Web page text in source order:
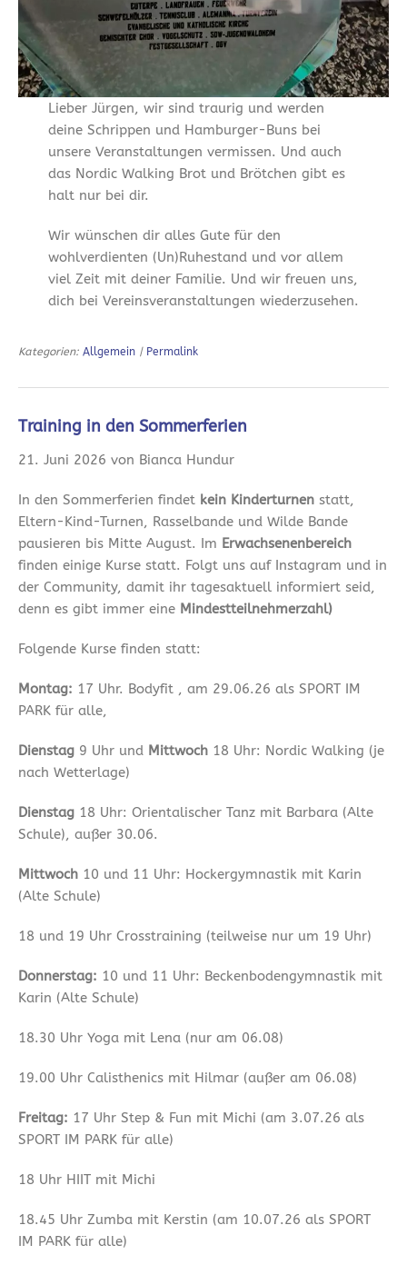
Lieber Jürgen, wir sind traurig und werden
deine Schrippen und Hamburger-Buns bei
unsere Veranstaltungen vermissen. Und auch
das Nordic Walking Brot und Brötchen gibt es
halt nur bei dir.
Wir wünschen dir alles Gute für den
wohlverdienten (Un)Ruhestand und vor allem
viel Zeit mit deiner Familie. Und wir freuen uns,
dich bei Vereinsveranstaltungen wiederzusehen.
Kategorien: Allgemein | Permalink
Training in den Sommerferien
21. Juni 2026 von Bianca Hundur
In den Sommerferien findet kein Kinderturnen statt,
Eltern-Kind-Turnen, Rasselbande und Wilde Bande
pausieren bis Mitte August. Im Erwachsenenbereich
finden einige Kurse statt. Folgt uns auf Instagram und in
der Community, damit ihr tagesaktuell informiert seid,
denn es gibt immer eine Mindestteilnehmerzahl)
Folgende Kurse finden statt:
Montag: 17 Uhr. Bodyfit , am 29.06.26 als SPORT IM
PARK für alle,
Dienstag 9 Uhr und Mittwoch 18 Uhr: Nordic Walking (je
nach Wetterlage)
Dienstag 18 Uhr: Orientalischer Tanz mit Barbara (Alte
Schule), außer 30.06.
Mittwoch 10 und 11 Uhr: Hockergymnastik mit Karin
(Alte Schule)
18 und 19 Uhr Crosstraining (teilweise nur um 19 Uhr)
Donnerstag: 10 und 11 Uhr: Beckenbodengymnastik mit
Karin (Alte Schule)
18.30 Uhr Yoga mit Lena (nur am 06.08)
19.00 Uhr Calisthenics mit Hilmar (außer am 06.08)
Freitag: 17 Uhr Step & Fun mit Michi (am 3.07.26 als
SPORT IM PARK für alle)
18 Uhr HIIT mit Michi
18.45 Uhr Zumba mit Kerstin (am 10.07.26 als SPORT
IM PARK für alle)